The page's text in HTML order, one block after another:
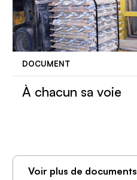
DOCUMENT
À chacun sa voie
Voir plus de documents